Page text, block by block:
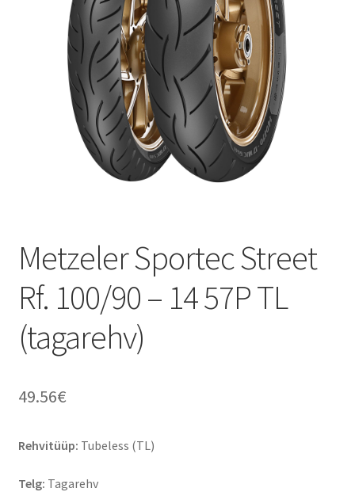
Metzeler Sportec Street
Rf. 100/90 – 14 57P TL
(tagarehv)
49.56€
Rehvitüüp: Tubeless (TL)
Telg: Tagarehv